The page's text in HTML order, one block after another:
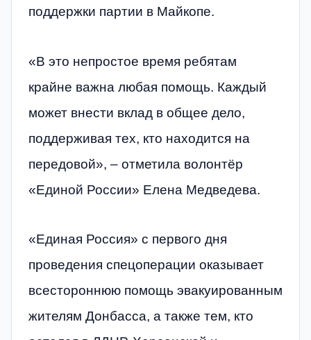
поддержки партии в Майкопе.
«В это непростое время ребятам
крайне важна любая помощь. Каждый
может внести вклад в общее дело,
поддерживая тех, кто находится на
передовой», – отметила волонтёр
«Единой России» Елена Медведева.
«Единая Россия» с первого дня
проведения спецоперации оказывает
всестороннюю помощь эвакуированным
жителям Донбасса, а также тем, кто